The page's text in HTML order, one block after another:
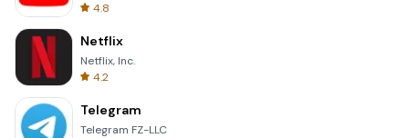
4.8
Netflix
Netflix, Inc.
4.2
Telegram
Telegram FZ-LLC